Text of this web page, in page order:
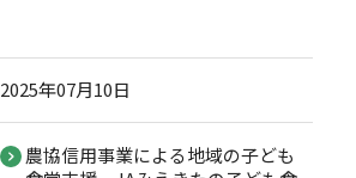
2025年07月10日
農協信用事業による地域の子ども